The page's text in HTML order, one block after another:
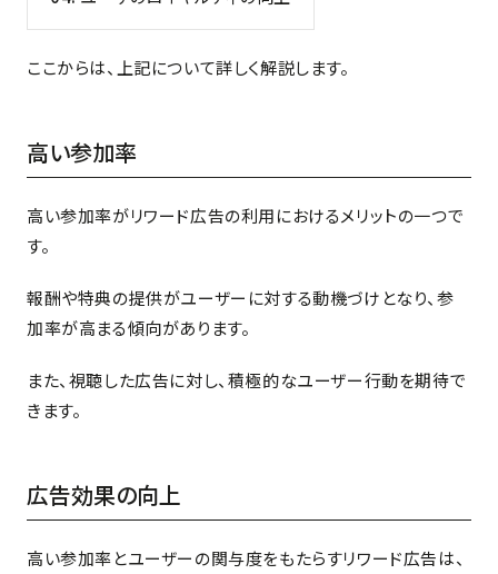
ここからは、上記について詳しく解説します。
高い参加率
高い参加率がリワード広告の利用におけるメリットの一つで
す。
報酬や特典の提供がユーザーに対する動機づけとなり、参
加率が高まる傾向があります。
また、視聴した広告に対し、積極的なユーザー行動を期待で
きます。
広告効果の向上
高い参加率とユーザーの関与度をもたらすリワード広告は、